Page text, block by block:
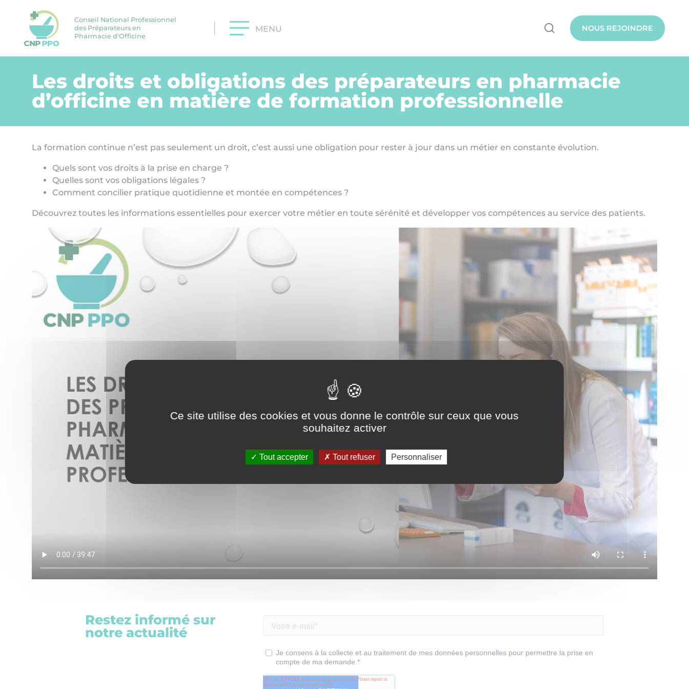
Conseil National Professionnel
des Préparateurs en
Pharmacie d'Officine
NOUS REJOINDRE
Les droits et obligations des préparateurs en pharmacie
d’officine en matière de formation professionnelle
La formation continue n’est pas seulement un droit, c’est aussi une obligation pour rester à jour dans un métier en constante évolution.
Quels sont vos droits à la prise en charge ?
Quelles sont vos obligations légales ?
Comment concilier pratique quotidienne et montée en compétences ?
Découvrez toutes les informations essentielles pour exercer votre métier en toute sérénité et développer vos compétences au service des patients.
Restez informé sur
notre actualité
Ce site utilise des cookies et vous donne le contrôle sur ceux que vous
souhaitez activer
Tout accepter Tout refuser Personnaliser